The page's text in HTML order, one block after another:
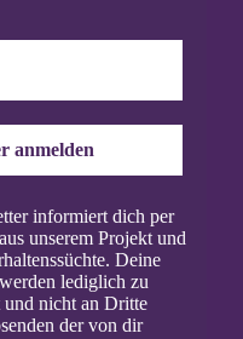
anmelden
informiert dich per
unserem Projekt und
Deine
lediglich zu
nicht an Dritte
der von dir